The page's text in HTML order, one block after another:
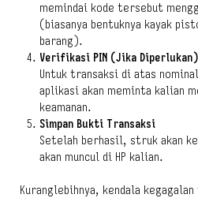
memindai kode tersebut
(biasanya bentuknya kayak
barang).
Verifikasi PIN (Jika Diperlukan)
Untuk transaksi di atas
aplikasi akan meminta kalian
keamanan.
Simpan Bukti Transaksi
Setelah berhasil, struk akan
akan muncul di HP kalian.
Kuranglebihnya, kendala